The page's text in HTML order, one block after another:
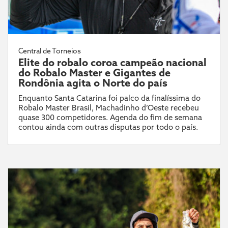
Central de Torneios
Elite do robalo coroa campeão nacional
do Robalo Master e Gigantes de
Rondônia agita o Norte do país
Enquanto Santa Catarina foi palco da finalíssima do
Robalo Master Brasil, Machadinho d’Oeste recebeu
quase 300 competidores. Agenda do fim de semana
contou ainda com outras disputas por todo o país.